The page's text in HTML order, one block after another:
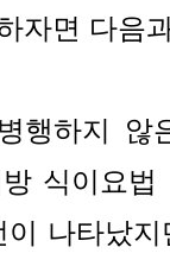
자면 다음
행하지 않
식이요법
나타났